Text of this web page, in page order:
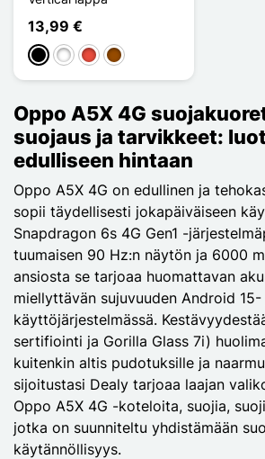
13,99 €
MustaValkoinen
Punainen
Ruskea
Oppo A5X 4G
suojaus ja tarvikkeet:
edulliseen hintaan
Oppo A5X 4G on edullinen ja
sopii täydellisesti jokapäiväiseen
Snapdragon 6s 4G Gen1 -
tuumaisen 90 Hz:n näytön ja 6000
ansiosta se tarjoaa huomattavan
miellyttävän sujuvuuden Android
käyttöjärjestelmässä.
sertifiointi ja Gorilla Glass 7i)
kuitenkin altis pudotuksille ja
sijoitustasi Dealy tarjoaa laajan
Oppo A5X 4G -koteloita, suojia,
jotka on suunniteltu yhdistämään
käytännöllisyys.